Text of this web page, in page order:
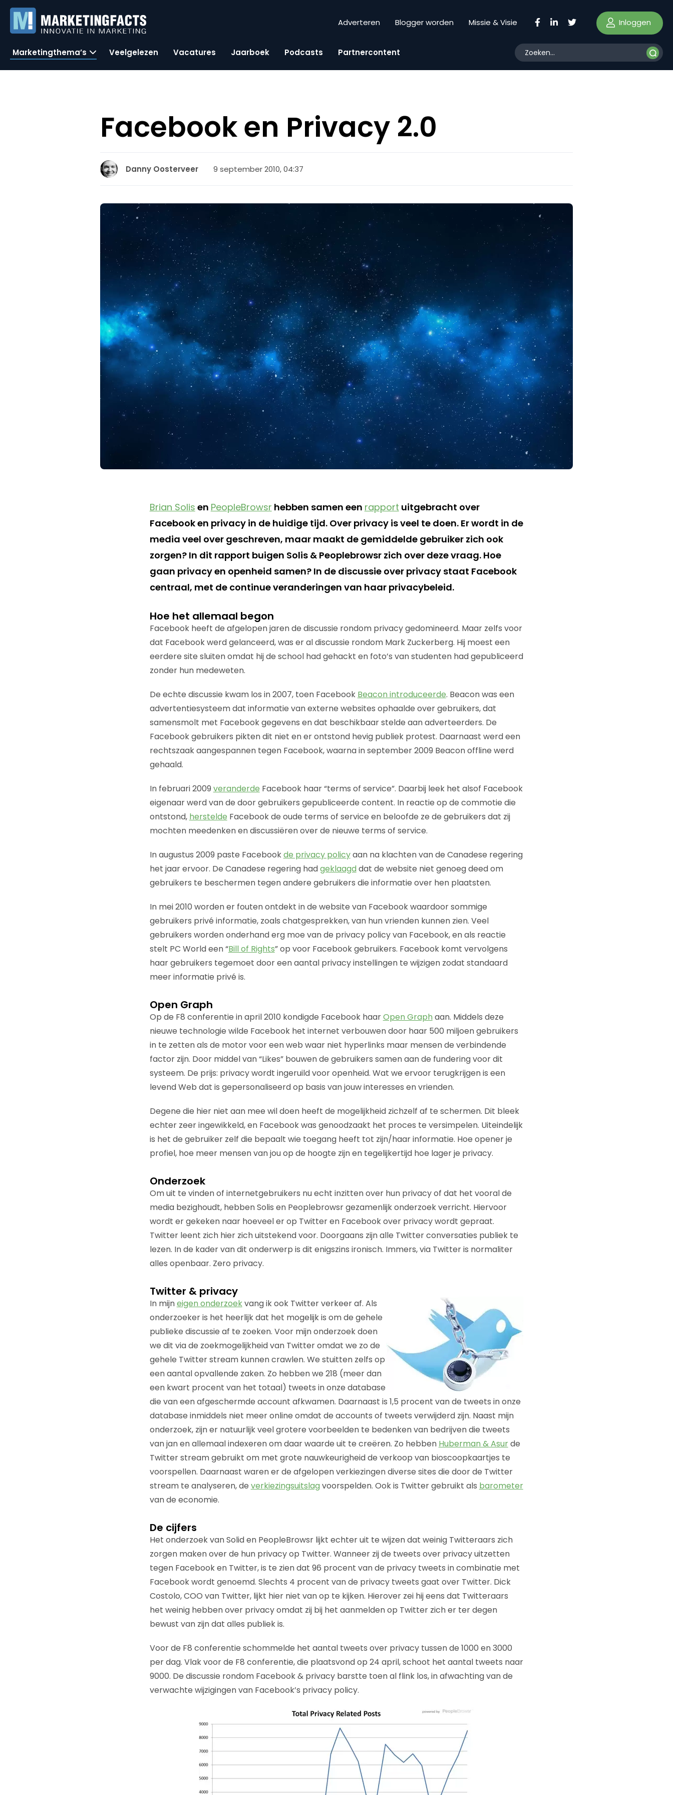
Adverteren Blogger worden Missie & Visie Inloggen
Marketingthema’s Veelgelezen Vacatures Jaarboek Podcasts Partnercontent
Facebook en Privacy 2.0
Danny Oosterveer 9 september 2010, 04:37
Brian Solis en PeopleBrowsr hebben samen een rapport uitgebracht over
Facebook en privacy in de huidige tijd. Over privacy is veel te doen. Er wordt in de
media veel over geschreven, maar maakt de gemiddelde gebruiker zich ook
zorgen? In dit rapport buigen Solis & Peoplebrowsr zich over deze vraag. Hoe
gaan privacy en openheid samen? In de discussie over privacy staat Facebook
centraal, met de continue veranderingen van haar privacybeleid.
Hoe het allemaal begon
Facebook heeft de afgelopen jaren de discussie rondom privacy gedomineerd. Maar zelfs voor
dat Facebook werd gelanceerd, was er al discussie rondom Mark Zuckerberg. Hij moest een
eerdere site sluiten omdat hij de school had gehackt en foto’s van studenten had gepubliceerd
zonder hun medeweten.
De echte discussie kwam los in 2007, toen Facebook Beacon introduceerde. Beacon was een
advertentiesysteem dat informatie van externe websites ophaalde over gebruikers, dat
samensmolt met Facebook gegevens en dat beschikbaar stelde aan adverteerders. De
Facebook gebruikers pikten dit niet en er ontstond hevig publiek protest. Daarnaast werd een
rechtszaak aangespannen tegen Facebook, waarna in september 2009 Beacon offline werd
gehaald.
In februari 2009 veranderde Facebook haar “terms of service”. Daarbij leek het alsof Facebook
eigenaar werd van de door gebruikers gepubliceerde content. In reactie op de commotie die
ontstond, herstelde Facebook de oude terms of service en beloofde ze de gebruikers dat zij
mochten meedenken en discussiëren over de nieuwe terms of service.
In augustus 2009 paste Facebookde privacy policyaan na klachten van de Canadese regering
het jaar ervoor. De Canadese regering hadgeklaagd dat de website niet genoeg deed om
gebruikers te beschermen tegen andere gebruikers die informatie over hen plaatsten.
In mei 2010 worden er fouten ontdekt in de website van Facebook waardoor sommige
gebruikers privé informatie, zoals chatgesprekken, van hun vrienden kunnen zien. Veel
gebruikers worden onderhand erg moe van de privacy policy van Facebook, en als reactie
stelt PC World een “Bill of Rights” op voor Facebook gebruikers. Facebook komt vervolgens
haar gebruikers tegemoet door een aantal privacy instellingen te wijzigen zodat standaard
meer informatie privé is.
Open Graph
Op de F8 conferentie in april 2010 kondigde Facebook haarOpen Graph aan. Middels deze
nieuwe technologie wilde Facebook het internet verbouwen door haar 500 miljoen gebruikers
in te zetten als de motor voor een web waar niet hyperlinks maar mensen de verbindende
factor zijn. Door middel van “Likes” bouwen de gebruikers samen aan de fundering voor dit
systeem. De prijs: privacy wordt ingeruild voor openheid. Wat we ervoor terugkrijgen is een
levend Web dat is gepersonaliseerd op basis van jouw interesses en vrienden.
Degene die hier niet aan mee wil doen heeft de mogelijkheid zichzelf af te schermen. Dit bleek
echter zeer ingewikkeld, en Facebook was genoodzaakt het proces te versimpelen. Uiteindelijk
is het de gebruiker zelf die bepaalt wie toegang heeft tot zijn/haar informatie. Hoe opener je
profiel, hoe meer mensen van jou op de hoogte zijn en tegelijkertijd hoe lager je privacy.
Onderzoek
Om uit te vinden of internetgebruikers nu echt inzitten over hun privacy of dat het vooral de
media bezighoudt, hebben Solis en Peoplebrowsr gezamenlijk onderzoek verricht. Hiervoor
wordt er gekeken naar hoeveel er op Twitter en Facebook over privacy wordt gepraat.
Twitter leent zich hier zich uitstekend voor. Doorgaans zijn alle Twitter conversaties publiek te
lezen. In de kader van dit onderwerp is dit enigszins ironisch. Immers, via Twitter is normaliter
alles openbaar. Zero privacy.
Twitter & privacy
In mijneigen onderzoekvang ik ook Twitter verkeer af. Als
onderzoeker is het heerlijk dat het mogelijk is om de gehele
publieke discussie af te zoeken. Voor mijn onderzoek doen
we dit via de zoekmogelijkheid van Twitter omdat we zo de
gehele Twitter stream kunnen crawlen. We stuitten zelfs op
een aantal opvallende zaken. Zo hebben we 218 (meer dan
een kwart procent van het totaal) tweets in onze database
die van een afgeschermde account afkwamen. Daarnaast is 1,5 procent van de tweets in onze
database inmiddels niet meer online omdat de accounts of tweets verwijderd zijn. Naast mijn
onderzoek, zijn er natuurlijk veel grotere voorbeelden te bedenken van bedrijven die tweets
van jan en allemaal indexeren om daar waarde uit te creëren. Zo hebben Huberman & Asurde
Twitter stream gebruikt om met grote nauwkeurigheid de verkoop van bioscoopkaartjes te
voorspellen. Daarnaast waren er de afgelopen verkiezingen diverse sites die door de Twitter
stream te analyseren, de verkiezingsuitslag voorspelden. Ook is Twitter gebruikt als barometer
van de economie.
De cijfers
Het onderzoek van Solid en PeopleBrowsr lijkt echter uit te wijzen dat weinig Twitteraars zich
zorgen maken over de hun privacy op Twitter. Wanneer zij de tweets over privacy uitzetten
tegen Facebook en Twitter, is te zien dat 96 procent van de privacy tweets in combinatie met
Facebook wordt genoemd. Slechts 4 procent van de privacy tweets gaat over Twitter. Dick
Costolo, COO van Twitter, lijkt hier niet van op te kijken. Hierover zei hij eens dat Twitteraars
het weinig hebben over privacy omdat zij bij het aanmelden op Twitter zich er ter degen
bewust van zijn dat alles publiek is.
Voor de F8 conferentie schommelde het aantal tweets over privacy tussen de 1000 en 3000
per dag. Vlak voor de F8 conferentie, die plaatsvond op 24 april, schoot het aantal tweets naar
9000. De discussie rondom Facebook & privacy barstte toen al flink los, in afwachting van de
verwachte wijzigingen van Facebook’s privacy policy.